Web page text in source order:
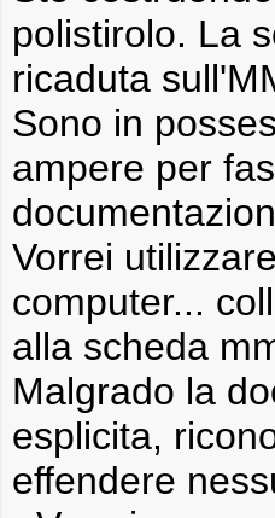
polistirolo. La
ricaduta
Sono in
ampere per
Vorrei
computer...
alla scheda
Malgrado la
esplicita,
effendere